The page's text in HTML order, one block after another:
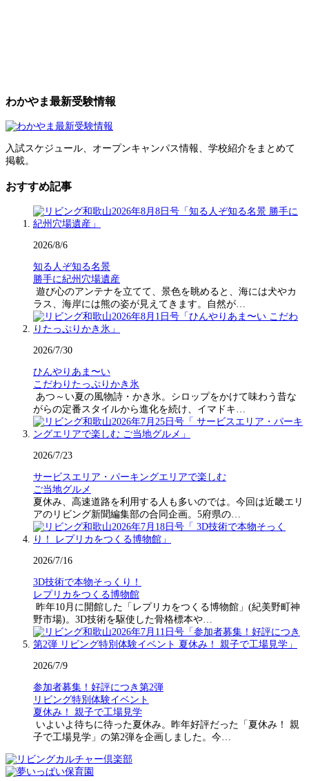
わかやま最新受験情報
入試スケジュール、オープンキャンパス情報、学校紹介をまとめて
掲載。
おすすめ記事
2026/8/6
知る人ぞ知る名景
勝手に紀州穴場遺産
遊び心のアンテナを立てて、景色を眺めると、海には犬やカ
ラス、海岸には熊の姿が見えてきます。自然が…
2026/7/30
ひんやりあま〜い
こだわりたっぷりかき氷
あつ～い夏の風物詩・かき氷。シロップをかけて味わう昔な
がらの定番スタイルから進化を続け、イマドキ…
2026/7/23
サービスエリア・パーキングエリアで楽しむ
ご当地グルメ
夏休み、高速道路を利用する人も多いのでは。今回は近畿エリ
アのリビング新聞編集部の合同企画。5府県の…
2026/7/16
3D技術で本物そっくり！
レプリカをつくる博物館
昨年10月に開館した「レプリカをつくる博物館」(紀美野町神
野市場)。3D技術を駆使した骨格標本や…
2026/7/9
参加者募集！好評につき第2弾
リビング特別体験イベント
夏休み！ 親子で工場見学
いよいよ待ちに待った夏休み。昨年好評だった「夏休み！ 親
子で工場見学」の第2弾を企画しました。今…